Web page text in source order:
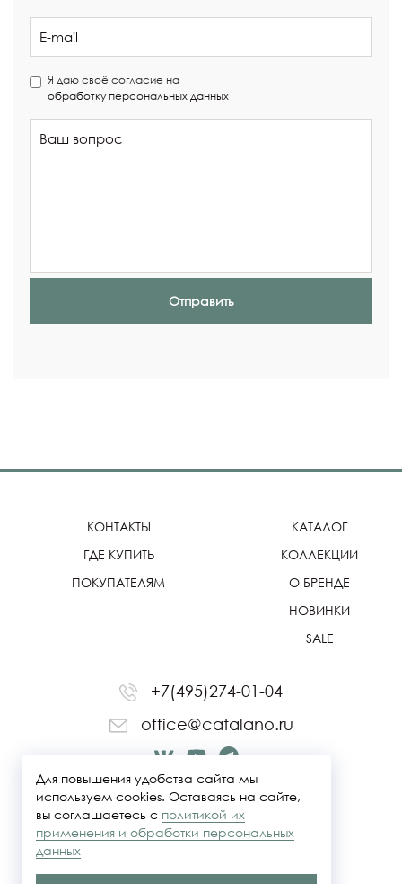
Я даю своё согласие на
обработку персональных данных
Отправить
КОНТАКТЫ
ГДЕ КУПИТЬ
ПОКУПАТЕЛЯМ
КАТАЛОГ
КОЛЛЕКЦИИ
О БРЕНДЕ
НОВИНКИ
SALE
+7(495)274-01-04
office@catalano.ru
Для повышения удобства сайта мы
используем cookies. Оставаясь на сайте,
вы соглашаетесь с политикой их
применения и обработки персональных
данных